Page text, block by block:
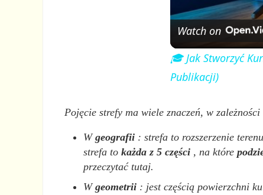
Watch on
🎓 Jak Stworzyć
Publikacji)
Pojęcie strefy ma wiele znaczeń, w
Wgeografii: strefa to rozszerzenie
strefa to każda z 5 części, na które
przeczytać tutaj.
Wgeometrii: jest częścią powierzchni